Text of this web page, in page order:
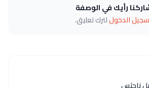
رأيك في الوصفة
الدخوللترك تعليق.
ناجتس